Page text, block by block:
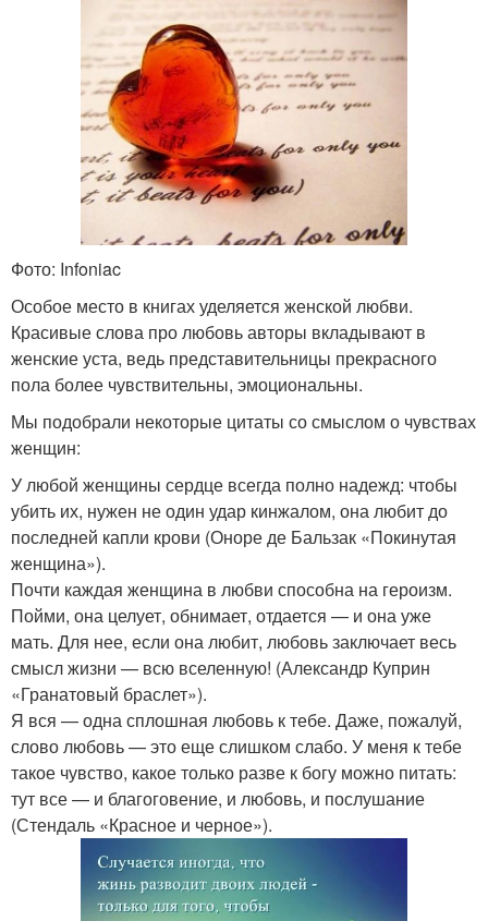
Фото: Infoniac
Особое место в книгах уделяется женской любви.
Красивые слова про любовь авторы вкладывают в
женские уста, ведь представительницы прекрасного
пола более чувствительны, эмоциональны.
Мы подобрали некоторые цитаты со смыслом о чувствах
женщин:
У любой женщины сердце всегда полно надежд: чтобы
убить их, нужен не один удар кинжалом, она любит до
последней капли крови (Оноре де Бальзак «Покинутая
женщина»).
Почти каждая женщина в любви способна на героизм.
Пойми, она целует, обнимает, отдается — и она уже
мать. Для нее, если она любит, любовь заключает весь
смысл жизни — всю вселенную! (Александр Куприн
«Гранатовый браслет»).
Я вся — одна сплошная любовь к тебе. Даже, пожалуй,
слово любовь — это еще слишком слабо. У меня к тебе
такое чувство, какое только разве к богу можно питать:
тут все — и благоговение, и любовь, и послушание
(Стендаль «Красное и черное»).